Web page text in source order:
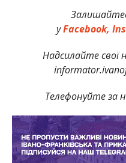
уFacebook,
Надсилайте
Телефонуйте за